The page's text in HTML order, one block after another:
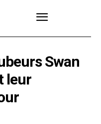
Swan
leur